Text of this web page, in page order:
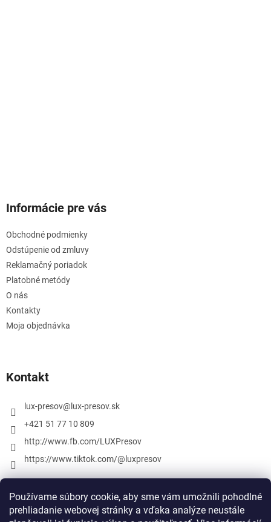
Používame súbory cookie, aby sme vám umožnili pohodlné
prehliadanie webovej stránky a vďaka analýze neustále
Informácie pre vás
Obchodné podmienky
Odstúpenie od zmluvy
Reklamačný poriadok
Platobné metódy
O nás
Kontakty
Moja objednávka
Kontakt
lux-presov@ lux-presov.sk
+421 51 77 10 809
http://www.fb.com/LUXPresov
https://www.tiktok.com/@luxpresov